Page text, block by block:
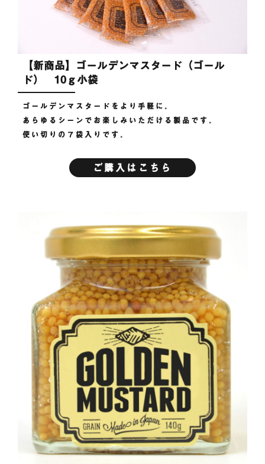
【新商品】ゴールデンマスタード（ゴール
ド） 10ｇ小袋
ゴールデンマスタードをより手軽に。
あらゆるシーンでお楽しみいただける製品です。
使い切りの７袋入りです。
ご購入はこちら